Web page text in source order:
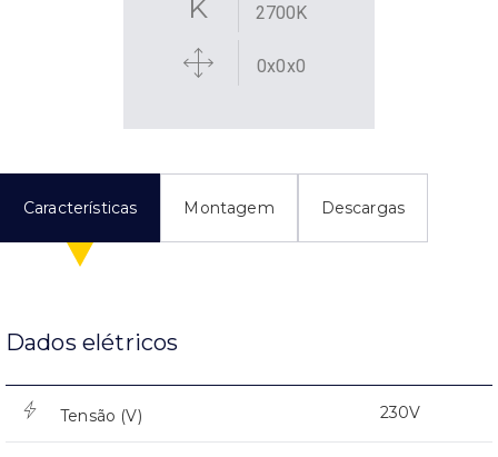
2700K
0x0x0
Características Montagem Descargas
Dados elétricos
Tensão (V) 230V